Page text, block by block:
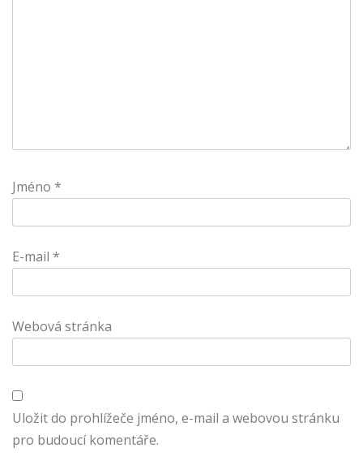
Jméno *
E-mail *
Webová stránka
Uložit do prohlížeče jméno, e-mail a webovou stránku
pro budoucí komentáře.